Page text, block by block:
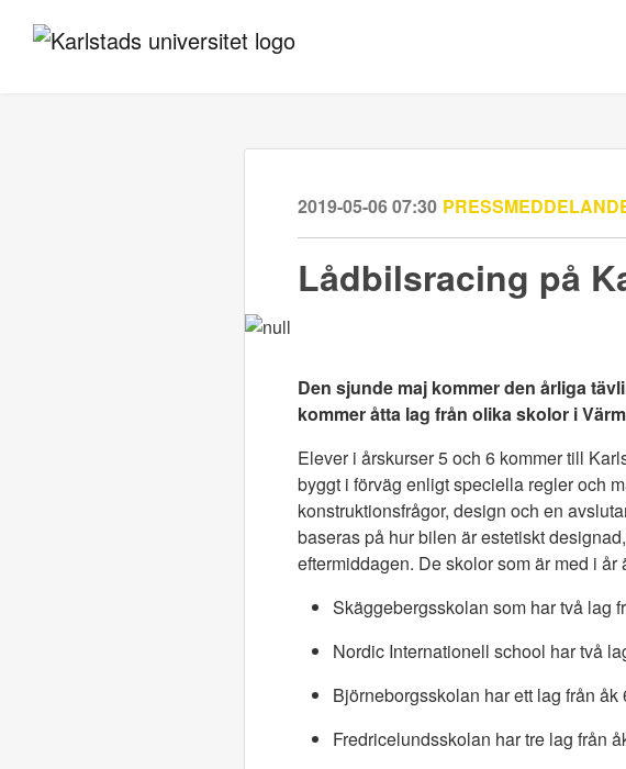
2019-05-06 07:30
Lådbilsracing på
Den sjunde maj kommer den årliga
kommer åtta lag från olika skolor i
Elever i årskurser 5 och 6 kommer till
byggt i förväg enligt speciella regler och
konstruktionsfrågor, design och en
baseras på hur bilen är estetiskt
eftermiddagen. De skolor som är med i år
Skäggebergsskolan som har två lag
Nordic Internationell school har två
Björneborgsskolan har ett lag från åk
Fredricelundsskolan har tre lag från